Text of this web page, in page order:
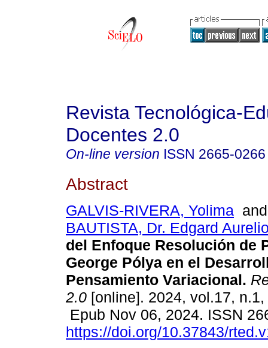
Revista Tecnológica-
Docentes 2.0
On-line version ISSN 2665-0266
Abstract
GALVIS-RIVERA, Yolima
BAUTISTA, Dr. Edgard
del Enfoque Resolución de
George Pólya en el
Pensamiento Variacional.
2.0 [online]. 2024, vol.17,
Epub Nov 06, 2024. ISSN
https://doi.org/10.37843/